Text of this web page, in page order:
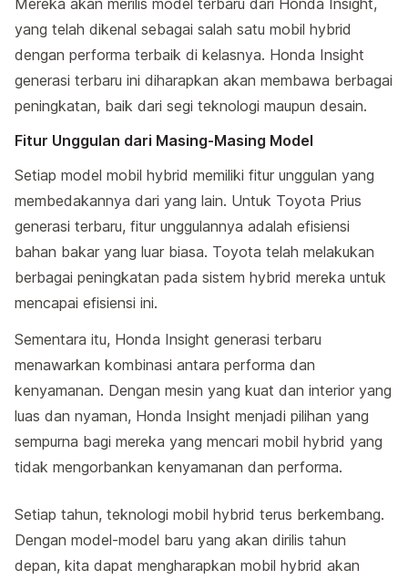
yang telah dikenal sebagai salah satu mobil hybrid
dengan performa terbaik di kelasnya. Honda Insight
generasi terbaru ini diharapkan akan membawa berbagai
peningkatan, baik dari segi teknologi maupun desain.
Fitur Unggulan dari Masing-Masing Model
Setiap model mobil hybrid memiliki fitur unggulan yang
membedakannya dari yang lain. Untuk Toyota Prius
generasi terbaru, fitur unggulannya adalah efisiensi
bahan bakar yang luar biasa. Toyota telah melakukan
berbagai peningkatan pada sistem hybrid mereka untuk
mencapai efisiensi ini.
Sementara itu, Honda Insight generasi terbaru
menawarkan kombinasi antara performa dan
kenyamanan. Dengan mesin yang kuat dan interior yang
luas dan nyaman, Honda Insight menjadi pilihan yang
sempurna bagi mereka yang mencari mobil hybrid yang
tidak mengorbankan kenyamanan dan performa.
Setiap tahun, teknologi mobil hybrid terus berkembang.
Dengan model-model baru yang akan dirilis tahun
depan, kita dapat mengharapkan mobil hybrid akan